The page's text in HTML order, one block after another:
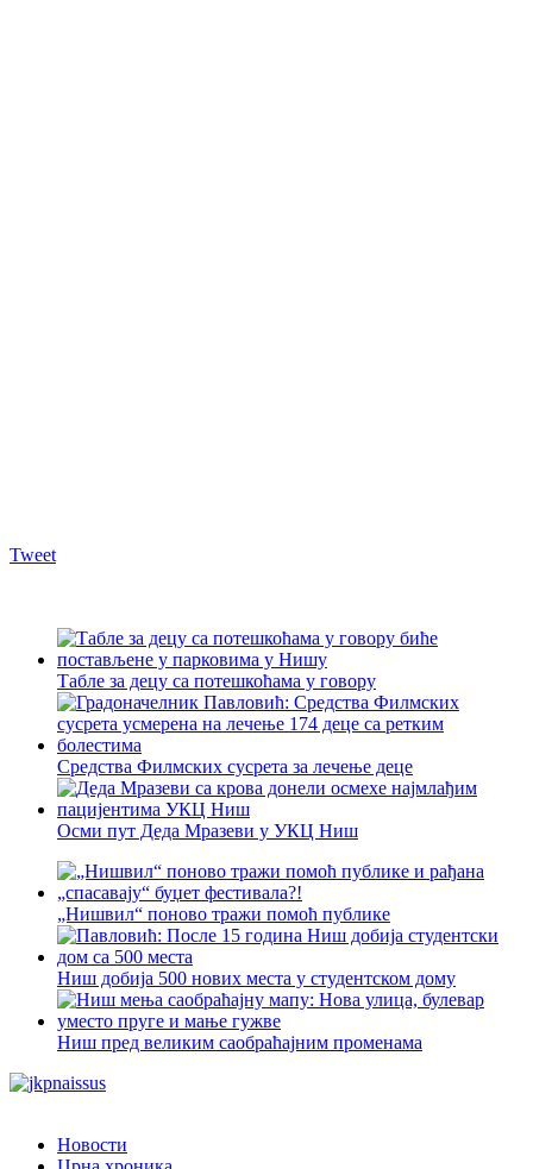
Tweet
Табле за децу са потешкоћама у говору
Средства Филмских сусрета за лечење деце
Осми пут Деда Мразеви у УКЦ Ниш
„Нишвил“ поново тражи помоћ публике
Ниш добија 500 нових места у студентском дому
Ниш пред великим саобраћајним променама
Новости